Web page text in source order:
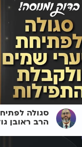
סגולה
הרב ראובן